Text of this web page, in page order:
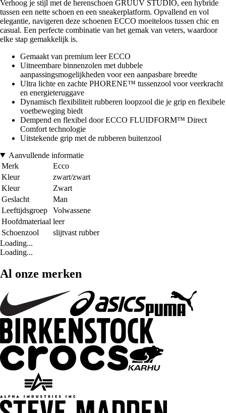
Verhoog je stijl met de herenschoen GRUUV STUDIO, een hybride
tussen een nette schoen en een sneakerplatform. Opvallend en vol
elegantie, navigeren deze schoenen ECCO moeiteloos tussen chic en
casual. Een perfecte combinatie van het gemak van veters, waardoor
elke stap gemakkelijk is.
Gemaakt van premium leer ECCO
Uitneembare binnenzolen met dubbele
aanpassingsmogelijkheden voor een aanpasbare breedte
Ultra lichte en zachte PHORENE™ tussenzool voor veerkracht
en energieteruggave
Dynamisch flexibiliteit rubberen loopzool die je grip en flexibele
voetbeweging biedt
Dempend en flexibel door ECCO FLUIDFORM™ Direct
Comfort technologie
Uitstekende grip met de rubberen buitenzool
Aanvullende informatie
Merk
Ecco
Kleur
zwart/zwart
Kleur
Zwart
Geslacht
Man
Leeftijdsgroep
Volwassene
Hoofdmateriaal leer
Schoenzool
slijtvast rubber
Loading...
Loading...
Al onze merken